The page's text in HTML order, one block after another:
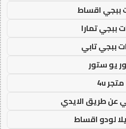
ببجي اقساط
ببجي تمارا
ببجي تابي
يو ستور
متجر 4u
عن طريق الايدي
لودو اقساط